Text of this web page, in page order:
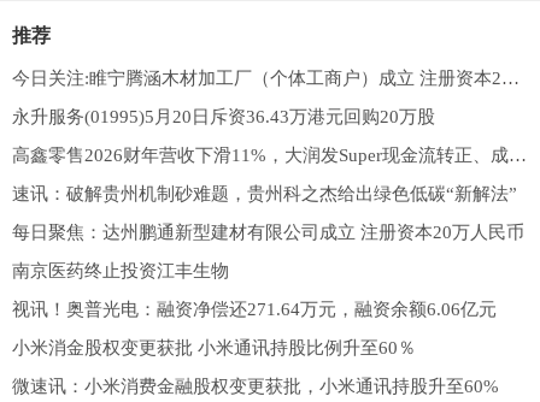
推荐
今日关注:睢宁腾涵木材加工厂（个体工商户）成立 注册资本20万人民币
永升服务(01995)5月20日斥资36.43万港元回购20万股
高鑫零售2026财年营收下滑11%，大润发Super现金流转正、成为扩张主力
速讯：破解贵州机制砂难题，贵州科之杰给出绿色低碳“新解法”
每日聚焦：达州鹏通新型建材有限公司成立 注册资本20万人民币
南京医药终止投资江丰生物
视讯！奥普光电：融资净偿还271.64万元，融资余额6.06亿元
小米消金股权变更获批 小米通讯持股比例升至60％
微速讯：小米消费金融股权变更获批，小米通讯持股升至60%